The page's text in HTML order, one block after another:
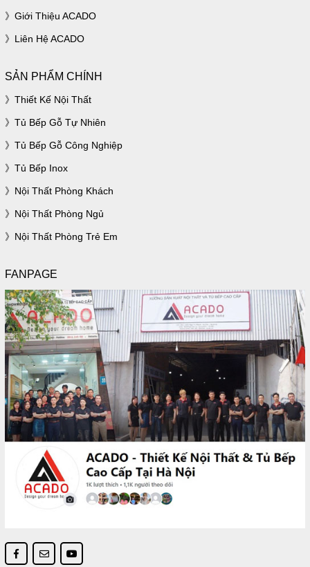
Giới Thiệu ACADO
Liên Hệ ACADO
SẢN PHẨM CHÍNH
Thiết Kế Nội Thất
Tủ Bếp Gỗ Tự Nhiên
Tủ Bếp Gỗ Công Nghiệp
Tủ Bếp Inox
Nội Thất Phòng Khách
Nội Thất Phòng Ngủ
Nội Thất Phòng Trẻ Em
FANPAGE